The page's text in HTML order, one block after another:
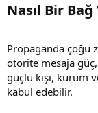
Nasıl Bir Bağ
Propaganda çoğu
otorite mesaja
güçlü kişi, kurum
kabul edebilir.